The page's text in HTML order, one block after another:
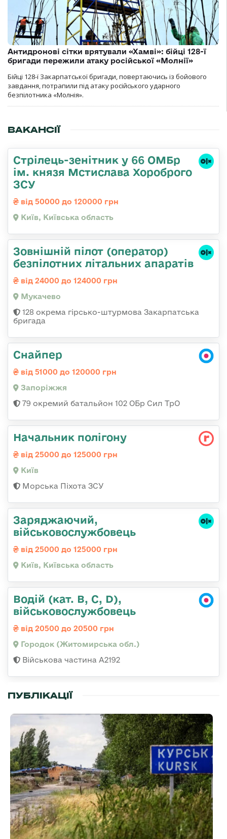
Антидронові сітки врятували «Хамві»: бійці 128-ї
бригади пережили атаку російської «Молнії»
Бійці 128-ї Закарпатської бригади, повертаючись із бойового
завдання, потрапили під атаку російського ударного
безпілотника «Молнія».
ВАКАНСІЇ
Стрілець-зенітник у 66 ОМБр
ім. князя Мстислава Хороброго
ЗСУ
від 50000 до 120000 грн
Київ, Київська область
Зовнішній пілот (оператор)
безпілотних літальних апаратів
від 24000 до 124000 грн
Мукачево
128 окрема гірсько-штурмова Закарпатська
бригада
Снайпер
від 51000 до 120000 грн
Запоріжжя
79 окремий батальйон 102 ОБр Сил ТрО
Начальник полігону
від 25000 до 125000 грн
Київ
Морська Піхота ЗСУ
Заряджаючий,
військовослужбовець
від 25000 до 125000 грн
Київ, Київська область
Водій (кат. B, C, D),
військовослужбовець
від 20500 до 20500 грн
Городок (Житомирська обл.)
Військова частина А2192
ПУБЛІКАЦІЇ